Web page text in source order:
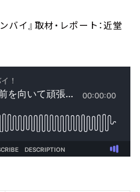
バイ』取材・レポート：近堂